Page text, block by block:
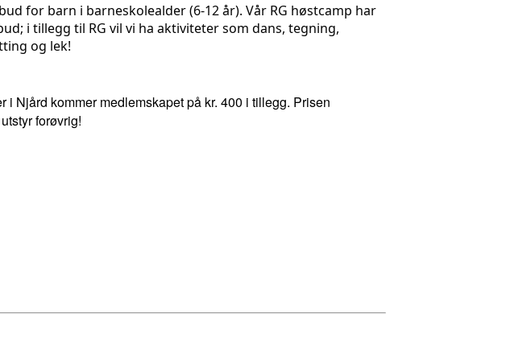
for barn i barneskolealder (6-12 år). Vår RG høstcamp har
i tillegg til RG vil vi ha aktiviteter som dans, tegning,
og lek!
i Njård kommer medlemskapet på kr. 400 i tillegg. Prisen
forøvrig!